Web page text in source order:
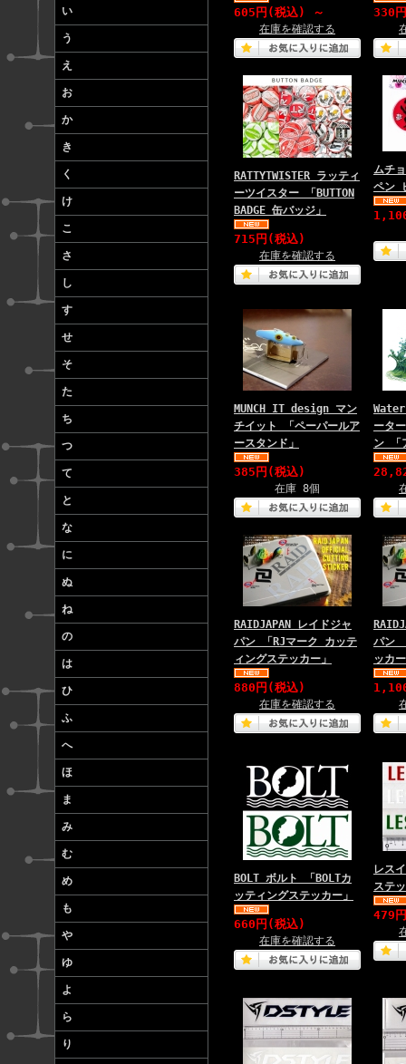
い
う
え
お
か
き
く
け
こ
さ
し
す
せ
そ
た
ち
つ
て
と
な
に
ぬ
ね
の
は
ひ
ふ
へ
ほ
ま
み
む
め
も
や
ゆ
よ
ら
り
605円(税込) ～
在庫を確認する
330
RATTYTWISTER ラッティ
ーツイスター 「BUTTON
BADGE 缶バッジ」
715円(税込)
在庫を確認する
ムチ
ペン
MUNCH IT design マン
チイット 「ペーパールア
ースタンド」
385円(税込)
在庫 8個
ータ
ン 「
RAIDJAPAN レイドジャ
パン 「RJマーク カッテ
ィングステッカー」
880円(税込)
在庫を確認する
パン
ッカ
BOLT ボルト 「BOLTカ
ッティングステッカー」
660円(税込)
在庫を確認する
レス
ステ
479